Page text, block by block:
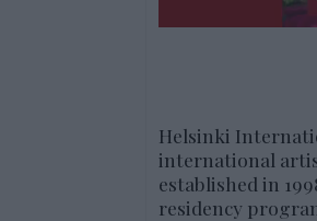
Helsinki
international
established in
residency